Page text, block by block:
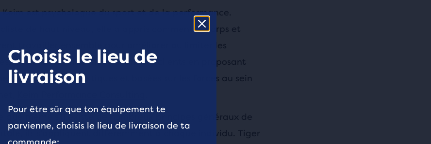
Keim est psychologue du sport et de la performance.
de haut niveau, elle a appris comment le corps et
travailler ensemble pour améliorer ou limiter les
Kristin Keim aide maintenant ses clients en proposant
intégratives, holistiques et basées sur les forces au sein
que même s’il existe de nombreux principes généraux de
ils s’appliquent différemment à chaque individu. Tiger
Choisis le lieu de
livraison
Pour être sûr que ton équipement te
parvienne, choisis le lieu de livraison de ta
commande: